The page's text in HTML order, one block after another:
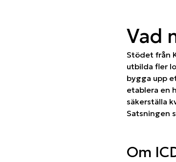
Vad
Stödet från
utbilda fler
bygga upp
etablera en
säkerställa
Satsningen
Om